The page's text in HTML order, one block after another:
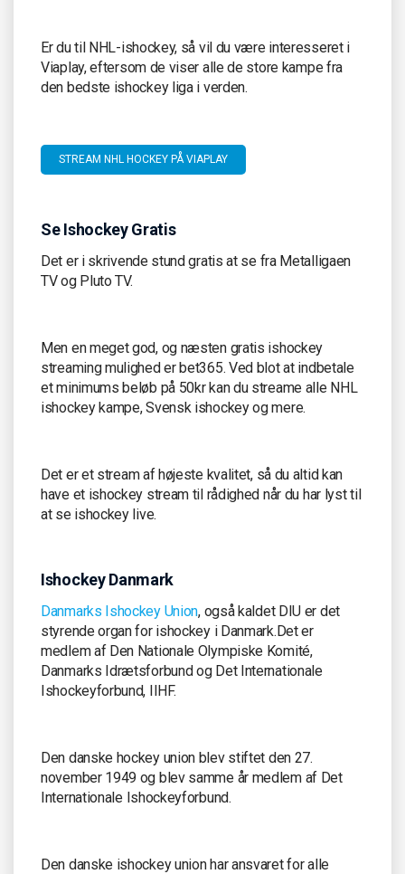
Er du til NHL-ishockey, så vil du være interesseret i
Viaplay, eftersom de viser alle de store kampe fra
den bedste ishockey liga i verden.
STREAM NHL HOCKEY PÅ VIAPLAY
Se Ishockey Gratis
Det er i skrivende stund gratis at se fra Metalligaen
TV og Pluto TV.
Men en meget god, og næsten gratis ishockey
streaming mulighed er bet365. Ved blot at indbetale
et minimums beløb på 50kr kan du streame alle NHL
ishockey kampe, Svensk ishockey og mere.
Det er et stream af højeste kvalitet, så du altid kan
have et ishockey stream til rådighed når du har lyst til
at se ishockey live.
Ishockey Danmark
Danmarks Ishockey Union, også kaldet DIU er det
styrende organ for ishockey i Danmark.Det er
medlem af Den Nationale Olympiske Komité,
Danmarks Idrætsforbund og Det Internationale
Ishockeyforbund, IIHF.
Den danske hockey union blev stiftet den 27.
november 1949 og blev samme år medlem af Det
Internationale Ishockeyforbund.
Den danske ishockey union har ansvaret for alle